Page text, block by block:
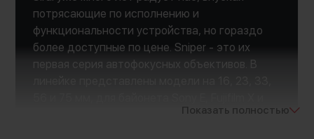
потрясающие по исполнению и
функциональности устройства, но гораздо
более доступные по цене. Sniper - это их
первая серия автофокусных объективов. В
Nikon Z, да еще и в трёх цветовых решениях!
Показать полностью